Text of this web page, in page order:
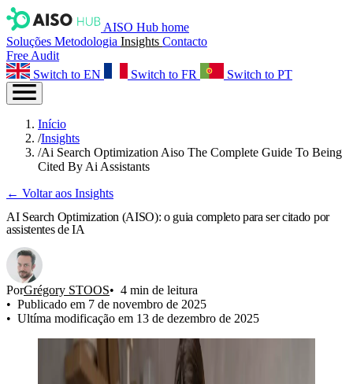
AISO Hub home
Soluções Metodologia Insights Contacto
Free Audit
Switch to EN
Switch to FR Switch to PT
Início
/Insights
/Ai Search Optimization Aiso The Complete Guide To Being
Cited By Ai Assistants
← Voltar aos Insights
AI Search Optimization (AISO): o guia completo para ser citado por
assistentes de IA
PorGrégory STOOS
4 min de leitura
Publicado em 7 de novembro de 2025
Ultíma modificação em 13 de dezembro de 2025